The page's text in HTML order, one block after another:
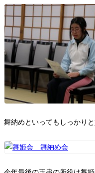
舞納めといってもしっかり